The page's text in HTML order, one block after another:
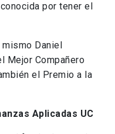
por tener el
Daniel
Mejor Compañero
el Premio a la
Aplicadas UC